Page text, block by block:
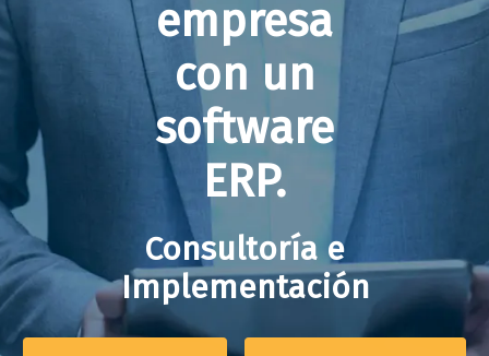
empresa
con un
software
ERP.
Consultoría e
Implementación